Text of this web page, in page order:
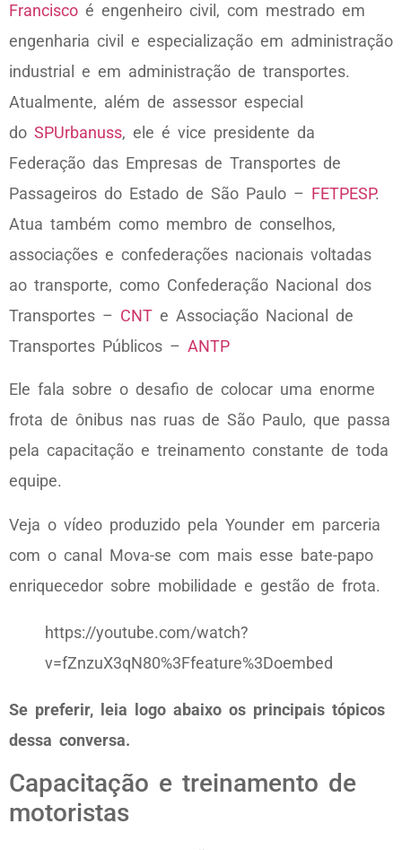
Francisco é engenheiro civil, com mestrado em
engenharia civil e especialização em administração
industrial e em administração de transportes.
Atualmente, além de assessor especial
do SPUrbanuss, ele é vice presidente da
Federação das Empresas de Transportes de
Passageiros do Estado de São Paulo – FETPESP.
Atua também como membro de conselhos,
associações e confederações nacionais voltadas
ao transporte, como Confederação Nacional dos
Transportes – CNT e Associação Nacional de
Transportes Públicos – ANTP
Ele fala sobre o desafio de colocar uma enorme
frota de ônibus nas ruas de São Paulo, que passa
pela capacitação e treinamento constante de toda
equipe.
Veja o vídeo produzido pela Younder em parceria
com o canal Mova-se com mais esse bate-papo
enriquecedor sobre mobilidade e gestão de frota.
https://youtube.com/watch?
v=fZnzuX3qN80%3Ffeature%3Doembed
Se preferir, leia logo abaixo os principais tópicos
dessa conversa.
Capacitação e treinamento de
motoristas